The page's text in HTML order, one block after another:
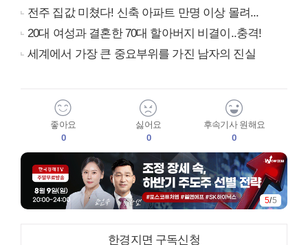
전주 집값 미쳤다! 신축 아파트 만명 이상 몰려...
20대 여성과 결혼한 70대 할아버지 비결이..충격!
세계에서 가장 큰 중요부위를 가진 남자의 진실
좋아요
0
싫어요
0
후속기사 원해요
0
5/5
한경지면 구독신청